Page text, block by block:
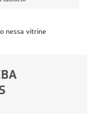
nessa vitrine